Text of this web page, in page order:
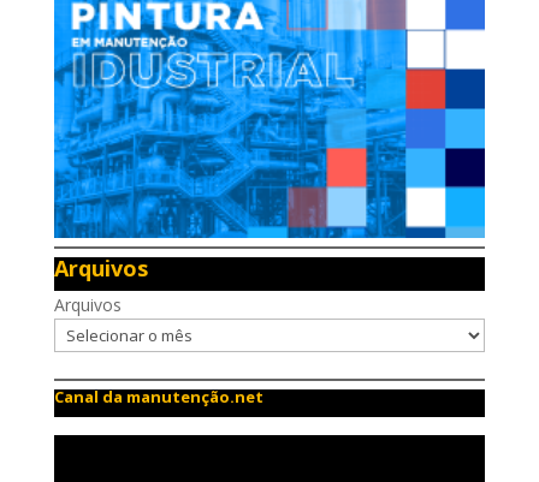
Arquivos
Arquivos
Canal da manutenção.net